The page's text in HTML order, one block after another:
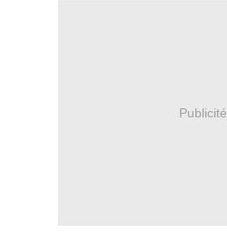
Publicité